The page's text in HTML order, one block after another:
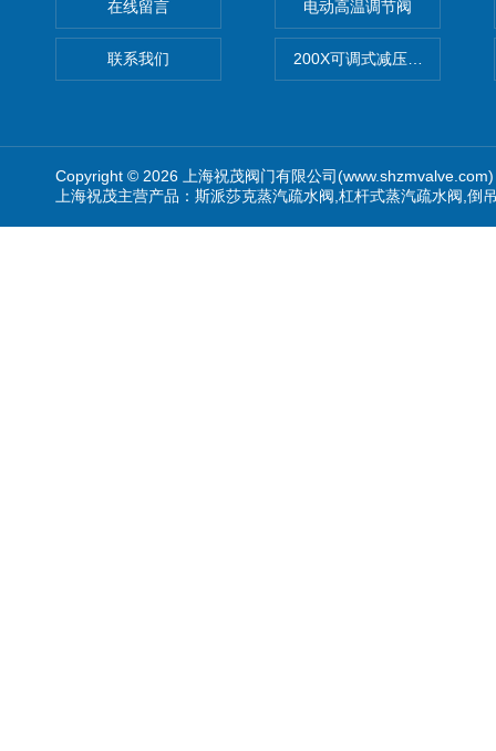
在线留言
联系我们
电动高温调节阀
200X可调式减压阀（减压稳
Copyright © 2026 上海祝茂阀门有限公司
上海祝茂主营产品：斯派莎克蒸汽疏水阀,杠杆式蒸汽疏水阀,倒